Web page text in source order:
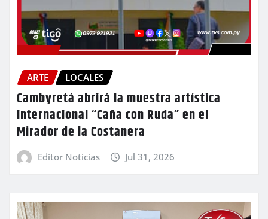
ARTE LOCALES
Cambyretá abrirá la muestra artística
internacional “Caña con Ruda” en el
Mirador de la Costanera
Editor Noticias Jul 31, 2026